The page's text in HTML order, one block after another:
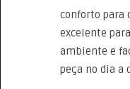
conforto para
excelente
ambiente e
peça no dia a